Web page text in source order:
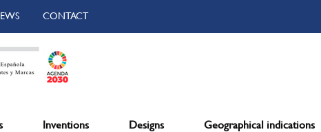
CONTACT
Inventions Designs Geographical indications